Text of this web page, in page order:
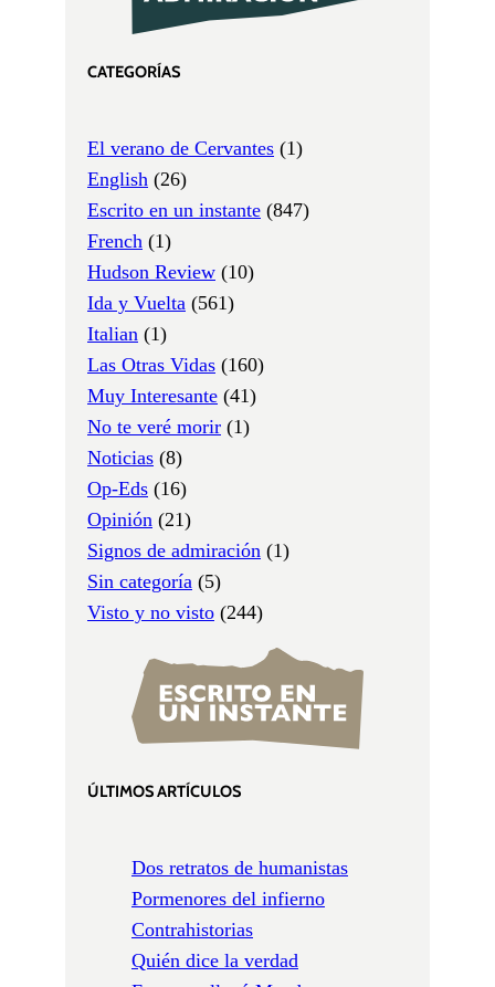
CATEGORÍAS
El verano de Cervantes (1)
English (26)
Escrito en un instante (847)
French (1)
Hudson Review (10)
Ida y Vuelta (561)
Italian (1)
Las Otras Vidas (160)
Muy Interesante (41)
No te veré morir (1)
Noticias (8)
Op-Eds (16)
Opinión (21)
Signos de admiración (1)
Sin categoría (5)
Visto y no visto (244)
ÚLTIMOS ARTÍCULOS
Dos retratos de humanistas
Pormenores del infierno
Contrahistorias
Quién dice la verdad